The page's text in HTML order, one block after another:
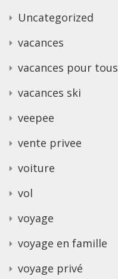
Uncategorized
vacances
vacances pour tous
vacances ski
veepee
vente privee
voiture
vol
voyage
voyage en famille
voyage privé